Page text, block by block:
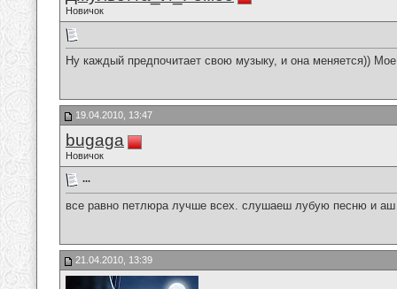
Новичок
Ну каждый предпочитает свою музыку, и она меняется))
19.04.2010, 13:47
bugaga
Новичок
...
все равно петлюра лучше всех. слушаеш лубую песню и аш
21.04.2010, 13:39